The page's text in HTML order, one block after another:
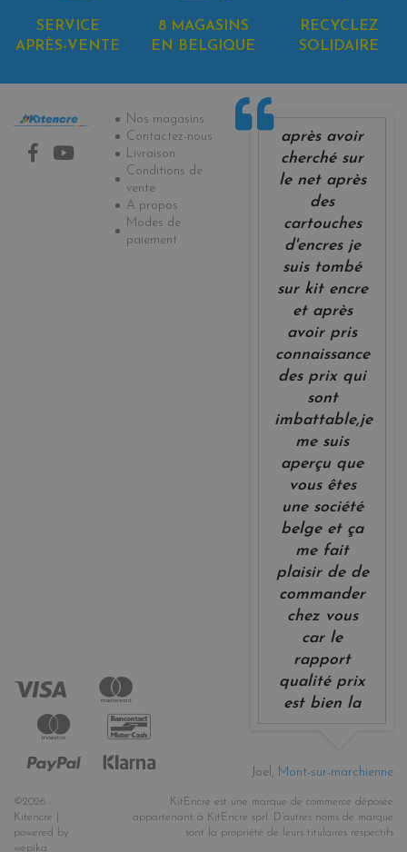
SERVICE
APRÈS-VENTE
8 MAGASINS
EN BELGIQUE
RECYCLEZ
SOLIDAIRE
Informations
Nos magasins
Contactez-nous
Livraison
Conditions de
vente
A propos
Modes de
paiement
après avoir
cherché sur
le net après
des
cartouches
d'encres je
suis tombé
sur kit encre
et après
avoir pris
connaissance
des prix qui
sont
imbattable,je
me suis
aperçu que
vous êtes
une société
belge et ça
me fait
plaisir de de
commander
chez vous
car le
rapport
qualité prix
est bien la
Joel, Mont-sur-marchienne
©2026 -
Kitencre |
powered by
wepika
KitEncre est une marque de commerce déposée
appartenant à KitEncre sprl. D’autres noms de marque
sont la propriété de leurs titulaires respectifs